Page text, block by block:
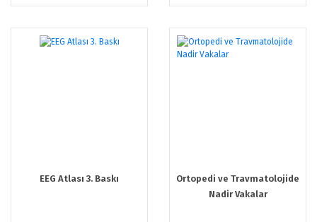
EEG Atlası 3. Baskı
Ortopedi ve Travmatolojide
Nadir Vakalar